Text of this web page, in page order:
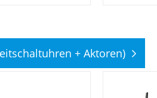
+ Aktoren)